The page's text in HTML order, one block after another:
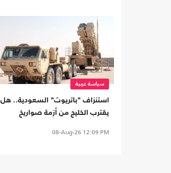
سياسة عربية
استنزاف "باتريوت" السعودية.. هل
يقترب الخليج من أزمة صواريخ
08-Aug-26 12:09 PM